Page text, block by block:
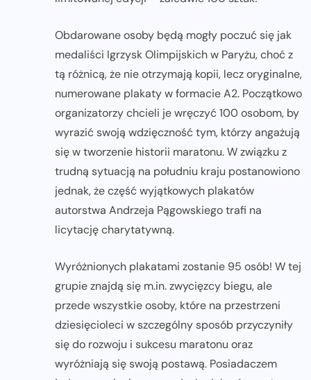
Obdarowane osoby będą mogły poczuć się jak
medaliści Igrzysk Olimpijskich w Paryżu, choć z
tą różnicą, że nie otrzymają kopii, lecz oryginalne,
numerowane plakaty w formacie A2. Początkowo
organizatorzy chcieli je wręczyć 100 osobom, by
wyrazić swoją wdzięczność tym, którzy angażują
się w tworzenie historii maratonu. W związku z
trudną sytuacją na południu kraju postanowiono
jednak, że część wyjątkowych plakatów
autorstwa Andrzeja Pągowskiego trafi na
licytację charytatywną.
Wyróżnionych plakatami zostanie 95 osób! W tej
grupie znajdą się m.in. zwycięzcy biegu, ale
przede wszystkie osoby, które na przestrzeni
dziesięcioleci w szczególny sposób przyczyniły
się do rozwoju i sukcesu maratonu oraz
wyróżniają się swoją postawą. Posiadaczem